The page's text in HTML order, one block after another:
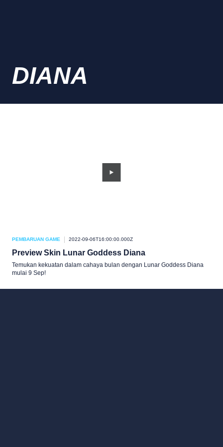
DIANA
PEMBARUAN GAME 2022-09-06T16:00:00.000Z
Preview Skin Lunar Goddess Diana
Temukan kekuatan dalam cahaya bulan dengan Lunar Goddess Diana
mulai 9 Sep!